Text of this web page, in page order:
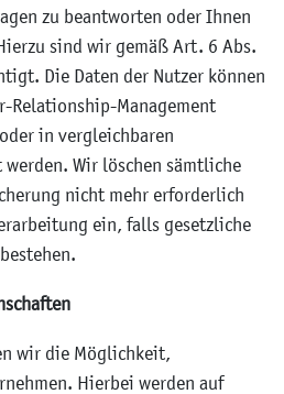
zu beantworten oder Ihnen
sind wir gemäß Art. 6 Abs.
Die Daten der Nutzer können
Relationship-Management
in vergleichbaren
Wir löschen sämtliche
nicht mehr erforderlich
ein, falls gesetzliche
wir die Möglichkeit,
Hierbei werden auf